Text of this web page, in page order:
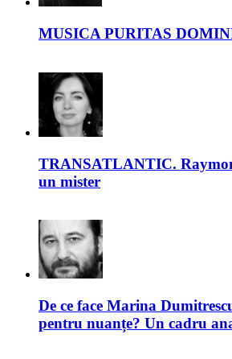
MUSICA PURITAS
TRANSATLANTIC.
un mister
De ce face Marina
pentru nuanțe? Un cadru